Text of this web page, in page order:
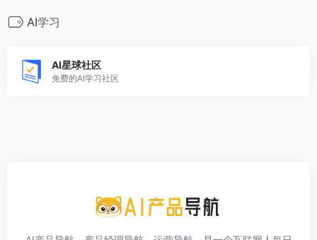
AI学习
AI星球社区
免费的AI学习社区